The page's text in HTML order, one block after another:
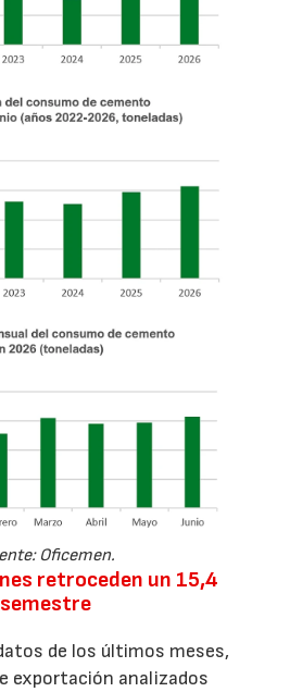
Oficemen.
retroceden un 15,4
de los últimos meses,
exportación analizados